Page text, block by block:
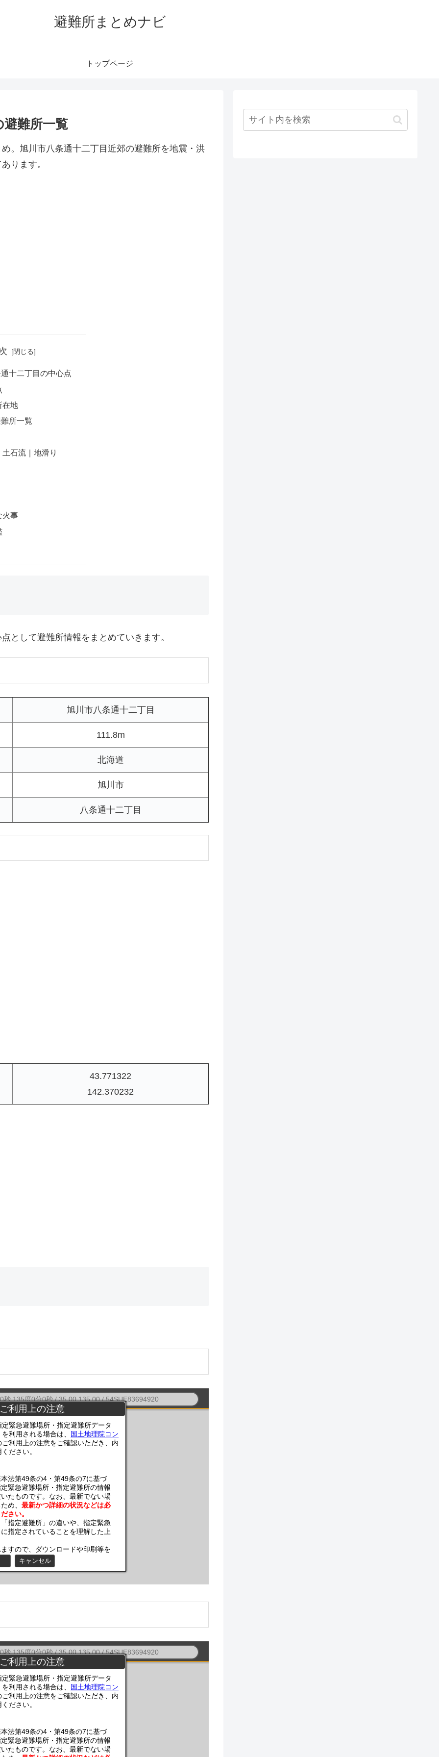
避難所まとめナビ
トップページ
避難所一覧
。旭川市八条通十二丁目近郊の避難所を地震・洪
ります。
十二丁目の中心点
在地
所一覧
石流｜地滑り
火事
として避難所情報をまとめていきます。
旭川市八条通十二丁目
111.8m
北海道
旭川市
八条通十二丁目
43.771322
142.370232